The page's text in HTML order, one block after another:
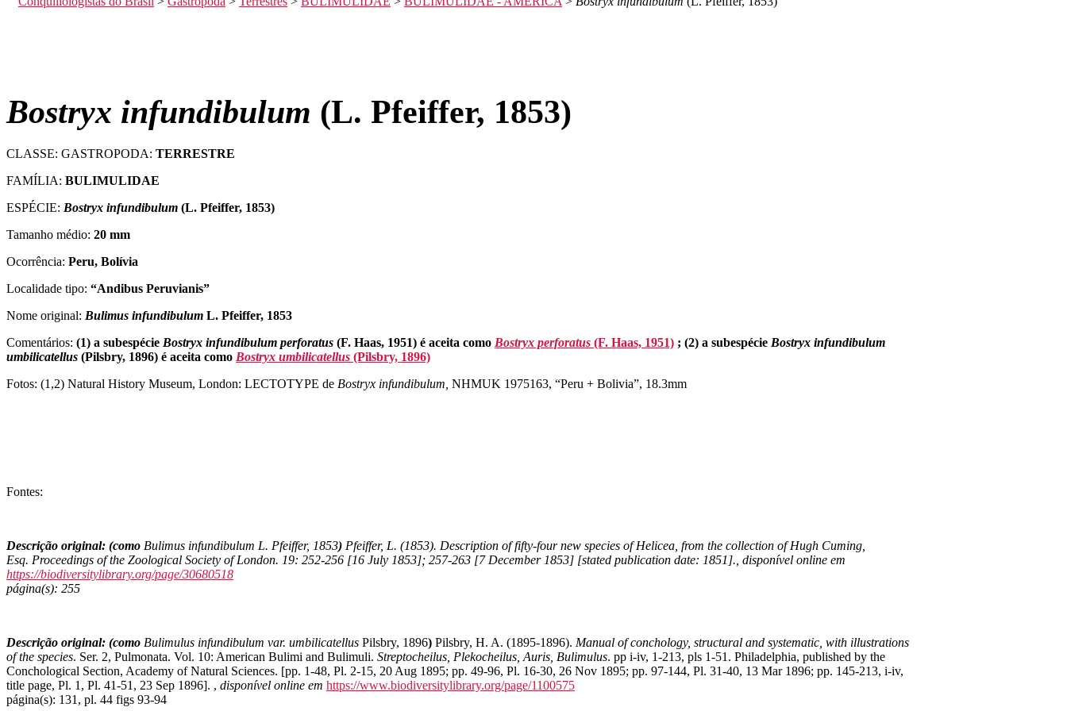
Bostryx infundibulum (L. Pfeiffer, 1853)
CLASSE: GASTROPODA: TERRESTRE
FAMÍLIA: BULIMULIDAE
ESPÉCIE: Bostryx infundibulum (L. Pfeiffer, 1853)
Tamanho médio: 20 mm
Ocorrência: Peru, Bolívia
Localidade tipo: “Andibus Peruvianis”
Nome original: Bulimus infundibulum L. Pfeiffer, 1853
Comentários: (1) a subespécie Bostryx infundibulum perforatus (F. Haas, 1951) é aceita como Bostryx perforatus (F. Haas, 1951) ; (2) a subespécie Bostryx infundibulum
umbilicatellus (Pilsbry, 1896) é aceita como Bostryx umbilicatellus (Pilsbry, 1896)
Fotos: (1,2) Natural History Museum, London: LECTOTYPE de Bostryx infundibulum, NHMUK 1975163, “Peru + Bolivia”, 18.3mm
Fontes:
Descrição original: (como Bulimus infundibulum L. Pfeiffer, 1853) Pfeiffer, L. (1853). Description of fifty-four new species of Helicea, from the collection of Hugh Cuming,
Esq. Proceedings of the Zoological Society of London. 19: 252-256 [16 July 1853]; 257-263 [7 December 1853] [stated publication date: 1851]., disponível online em
https://biodiversitylibrary.org/page/30680518
página(s): 255
Descrição original: (como Bulimulus infundibulum var. umbilicatellus Pilsbry, 1896) Pilsbry, H. A. (1895-1896). Manual of conchology, structural and systematic, with illustrations
of the species. Ser. 2, Pulmonata. Vol. 10: American Bulimi and Bulimuli. Streptocheilus, Plekocheilus, Auris, Bulimulus. pp i-iv, 1-213, pls 1-51. Philadelphia, published by the
Conchological Section, Academy of Natural Sciences. [pp. 1-48, Pl. 2-15, 20 Aug 1895; pp. 49-96, Pl. 16-30, 26 Nov 1895; pp. 97-144, Pl. 31-40, 13 Mar 1896; pp. 145-213, i-iv,
title page, Pl. 1, Pl. 41-51, 23 Sep 1896]. , disponível online em https://www.biodiversitylibrary.org/page/1100575
página(s): 131, pl. 44 figs 93-94